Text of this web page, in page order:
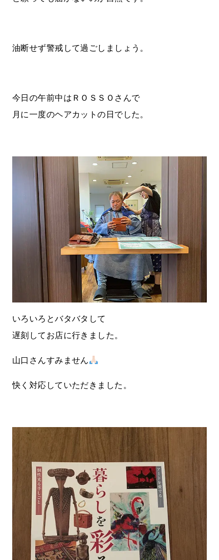
油断せず警戒して過ごしましょう。
今日の午前中はＲＯＳＳＯさんで
月に一度のヘアカットの日でした。
いろいろとバタバタして
遅刻してお店に行きました。
山口さんすみません
快く対応していただきました。